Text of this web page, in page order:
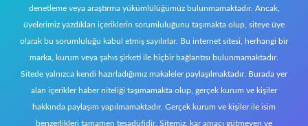
denetleme veya araştırma yükümlülüğümüz bulunmamaktadır. Ancak,
üyelerimiz yazdıkları içeriklerin sorumluluğunu taşımakta olup, siteye üye
olarak bu sorumluluğu kabul etmiş sayılırlar. Bu internet sitesi, herhangi bir
marka, kurum veya şahıs şirketi ile hiçbir bağlantısı bulunmamaktadır.
Sitede yalnızca kendi hazırladığımız makaleler paylaşılmaktadır. Burada yer
alan içerikler haber niteliği taşımamakta olup, gerçek kurum ve kişiler
hakkında paylaşım yapılmamaktadır. Gerçek kurum ve kişiler ile isim
benzerlikleri tamamen tesadüfidir. Sitemiz, kar amacı gütmeyen ve